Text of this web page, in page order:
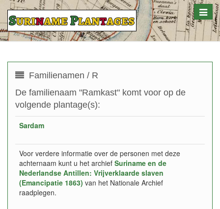
Toggle
Familienamen / R
De familienaam "Ramkast" komt voor op de
volgende plantage(s):
Sardam
Voor verdere informatie over de personen met deze
achternaam kunt u het archief Suriname en de
Nederlandse Antillen: Vrijverklaarde slaven
(Emancipatie 1863) van het Nationale Archief
raadplegen.